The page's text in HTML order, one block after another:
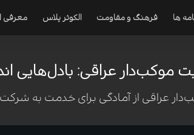
ها فرهنگ و مقاومت الکوثر پلاس معرفی
موکب‌دار عراقی: بادل‌هایی
عراقی از آمادگی برای خدمت به